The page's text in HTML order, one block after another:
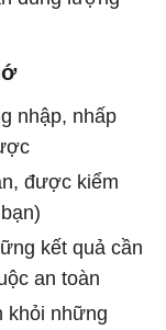
nhập, nhấp
được kiểm
kết quả cần
an toàn
khỏi những